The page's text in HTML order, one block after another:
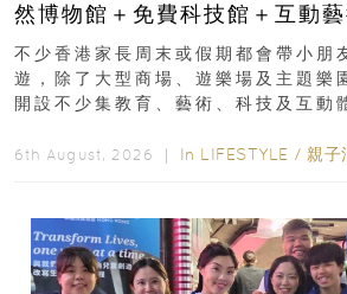
然博物館＋免費科技館＋互動
齡、交通、門票、開放時間
不少香港家長周末或假期都會帶小朋
遊，除了大型商場、遊樂場及主題樂
開設不少集教育、藝術、科技及互動
6th August, 2026 ｜ In LIFESTYLE / 親子